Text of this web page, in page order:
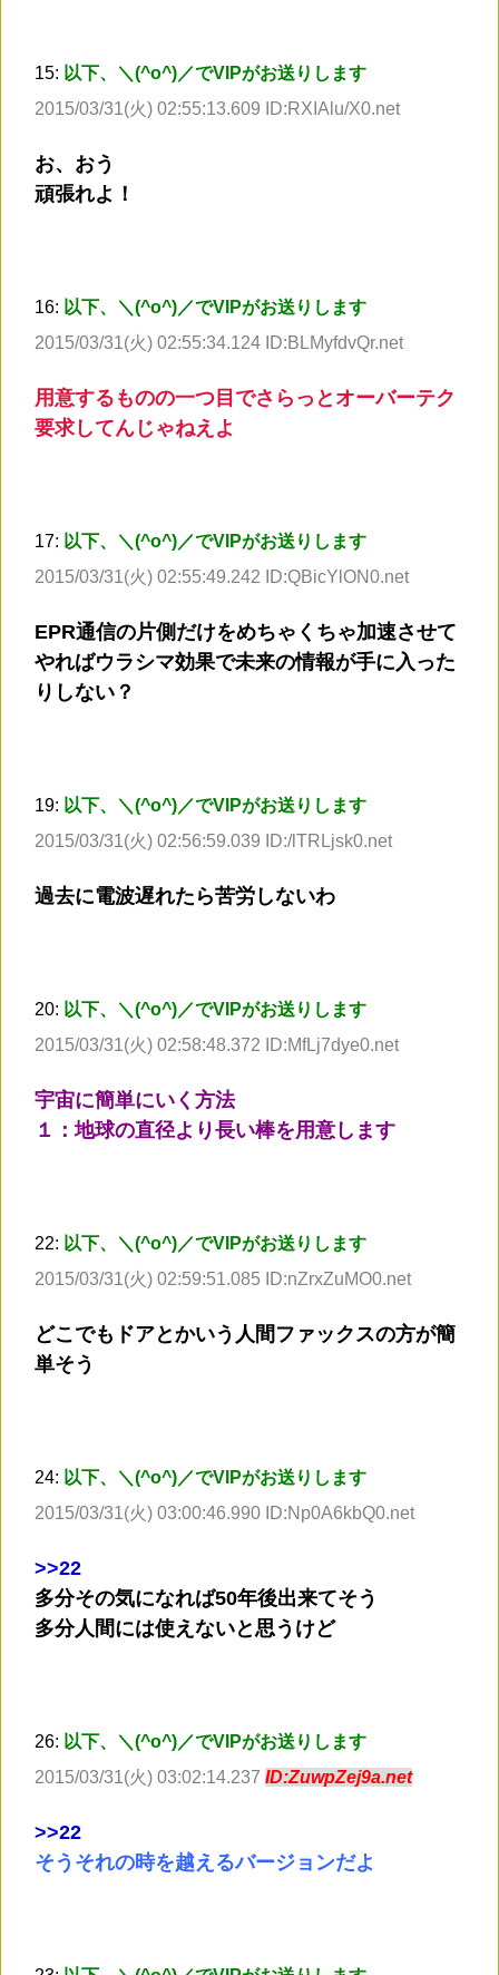
15: 以下、＼(^o^)／でVIPがお送りします
2015/03/31(火) 02:55:13.609 ID:RXIAlu/X0.net
お、おう
頑張れよ！
16: 以下、＼(^o^)／でVIPがお送りします
2015/03/31(火) 02:55:34.124 ID:BLMyfdvQr.net
用意するものの一つ目でさらっとオーバーテク
要求してんじゃねえよ
17: 以下、＼(^o^)／でVIPがお送りします
2015/03/31(火) 02:55:49.242 ID:QBicYlON0.net
EPR通信の片側だけをめちゃくちゃ加速させて
やればウラシマ効果で未来の情報が手に入った
りしない？
19: 以下、＼(^o^)／でVIPがお送りします
2015/03/31(火) 02:56:59.039 ID:/lTRLjsk0.net
過去に電波遅れたら苦労しないわ
20: 以下、＼(^o^)／でVIPがお送りします
2015/03/31(火) 02:58:48.372 ID:MfLj7dye0.net
宇宙に簡単にいく方法
１：地球の直径より長い棒を用意します
22: 以下、＼(^o^)／でVIPがお送りします
2015/03/31(火) 02:59:51.085 ID:nZrxZuMO0.net
どこでもドアとかいう人間ファックスの方が簡
単そう
24: 以下、＼(^o^)／でVIPがお送りします
2015/03/31(火) 03:00:46.990 ID:Np0A6kbQ0.net
>>22
多分その気になれば50年後出来てそう
多分人間には使えないと思うけど
26: 以下、＼(^o^)／でVIPがお送りします
2015/03/31(火) 03:02:14.237 ID:ZuwpZej9a.net
>>22
そうそれの時を越えるバージョンだよ